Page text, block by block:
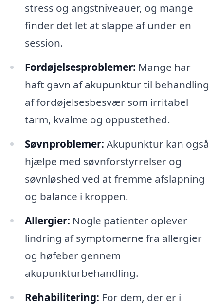
stress og angstniveauer, og mange
finder det let at slappe af under en
session.
Fordøjelsesproblemer: Mange har
haft gavn af akupunktur til behandling
af fordøjelsesbesvær som irritabel
tarm, kvalme og oppustethed.
Søvnproblemer: Akupunktur kan også
hjælpe med søvnforstyrrelser og
søvnløshed ved at fremme afslapning
og balance i kroppen.
Allergier: Nogle patienter oplever
lindring af symptomerne fra allergier
og høfeber gennem
akupunkturbehandling.
Rehabilitering: For dem, der er i